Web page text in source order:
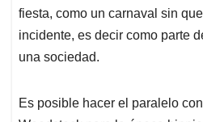
fiesta, como un carnaval sin
incidente, es decir como parte
una sociedad.
Es posible hacer el paralelo